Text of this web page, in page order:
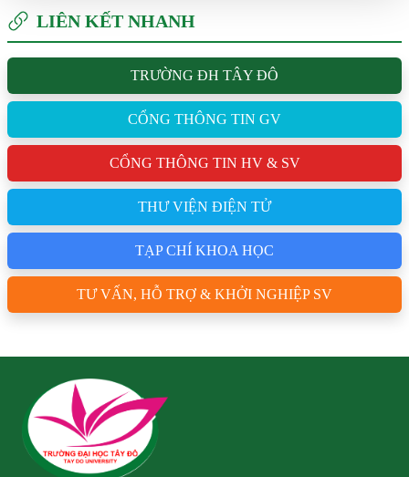
LIÊN KẾT NHANH
TRƯỜNG ĐH TÂY ĐÔ
CỔNG THÔNG TIN GV
CỔNG THÔNG TIN HV & SV
THƯ VIỆN ĐIỆN TỬ
TẠP CHÍ KHOA HỌC
TƯ VẤN, HỖ TRỢ & KHỞI NGHIỆP SV